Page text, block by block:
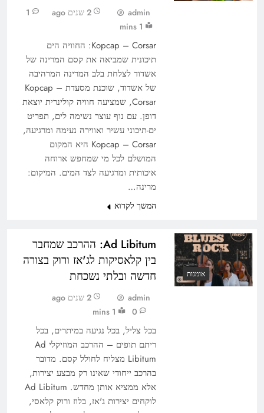
admin 2 שנים ago
1
1 mins
Корсар – Corsar: החוויה הים
תיכונית שמביאה את קסם המרינה של
אשדוד לצלחת בלב המרינה המרהיבה
של אשדוד, שוכנת מסעדת Корсар –
Corsar, שמציעה חוויה קולינרית יוצאת
דופן. עם נוף עוצר נשימה לים, תפריט
ים-תיכוני עשיר ואווירה נעימה ומרגיעה,
Корсар – Corsar היא המקום
המושלם לכל מי שמחפש ארוחה
איכותית ומרגיעה לצד המים. המיקום:
מרינה…
המשך לקרוא
אומנות
Ad Libitum: ההרכב שמחבר
בין קלאסיקות לג'אז ורוק בצורה
חדשה ובלתי נשכחת
admin
2 שנים ago
0
1 mins
בכל צליל, בכל נגיעה במיתרים, בכל
ריתם תופים – ההרכב המוזיקלי Ad
Libitum מצליח לחולל קסם. מדובר
בהרכב ייחודי שאינו רק מבצע יצירות,
אלא ממציא אותן מחדש. Ad Libitum
לוקחים יצירות ג'אז, בלוז ורוק קלאסי,